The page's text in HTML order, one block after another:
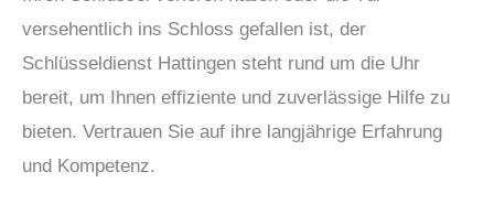
versehentlich ins Schloss gefallen ist, der
Schlüsseldienst Hattingen steht rund um die Uhr
bereit, um Ihnen effiziente und zuverlässige Hilfe zu
bieten. Vertrauen Sie auf ihre langjährige Erfahrung
und Kompetenz.